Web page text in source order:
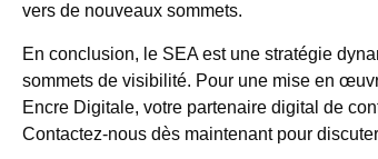
vers de nouveaux sommets.
En conclusion, le SEA est une stratégie
sommets de visibilité. Pour une mise en
Encre Digitale, votre partenaire digital de
Contactez-nous dès maintenant pour